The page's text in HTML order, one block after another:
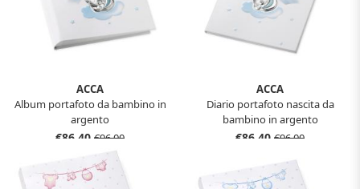
ACCA
Album portafoto da bambino in
argento
€86,40 €96,00
ACCA
Diario portafoto nascita da
bambino in argento
€86,40 €96,00